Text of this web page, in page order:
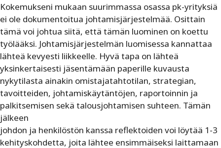
Kokemukseni mukaan suurimmassa osassa pk-yrityksiä
ei ole dokumentoitua johtamisjärjestelmää. Osittain
tämä voi johtua siitä, että tämän luominen on koettu
työlääksi. Johtamisjärjestelmän luomisessa kannattaa
lähteä kevyesti liikkeelle. Hyvä tapa on lähteä
yksinkertaisesti jäsentämään paperille kuvausta
nykytilasta ainakin omistajatahtotilan, strategian,
tavoitteiden, johtamiskäytäntöjen, raportoinnin ja
palkitsemisen sekä talousjohtamisen suhteen. Tämän
jälkeen
johdon ja henkilöstön kanssa reflektoiden voi löytää 1-3
kehityskohdetta, joita lähtee ensimmäiseksi laittamaan